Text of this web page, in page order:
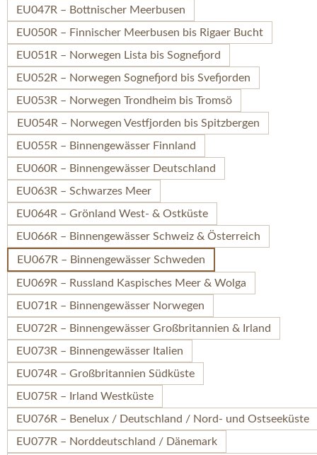
EU047R – Bottnischer Meerbusen
EU050R – Finnischer Meerbusen bis Rigaer Bucht
EU051R – Norwegen Lista bis Sognefjord
EU052R – Norwegen Sognefjord bis Svefjorden
EU053R – Norwegen Trondheim bis Tromsö
EU054R – Norwegen Vestfjorden bis Spitzbergen
EU055R – Binnengewässer Finnland
EU060R – Binnengewässer Deutschland
EU063R – Schwarzes Meer
EU064R – Grönland West- & Ostküste
EU066R – Binnengewässer Schweiz & Österreich
EU067R – Binnengewässer Schweden
EU069R – Russland Kaspisches Meer & Wolga
EU071R – Binnengewässer Norwegen
EU072R – Binnengewässer Großbritannien & Irland
EU073R – Binnengewässer Italien
EU074R – Großbritannien Südküste
EU075R – Irland Westküste
EU076R – Benelux / Deutschland / Nord- und Ostseeküste
EU077R – Norddeutschland / Dänemark